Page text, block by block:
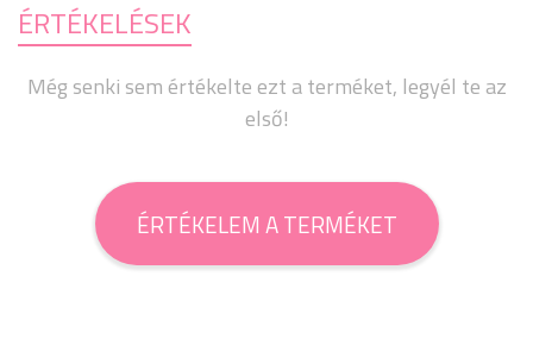
ÉRTÉKELÉSEK
Még senki sem értékelte ezt a terméket, legyél te az
első!
ÉRTÉKELEM A TERMÉKET